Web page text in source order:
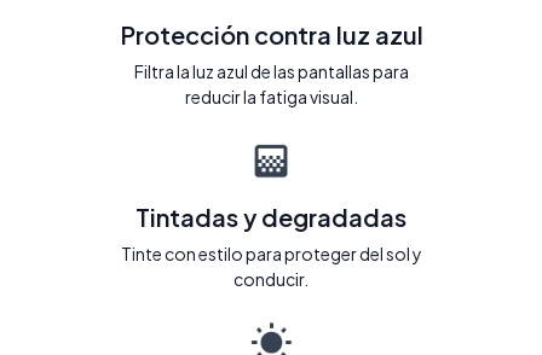
Protección contra luz azul
Filtra la luz azul de las pantallas para
reducir la fatiga visual.
Tintadas y degradadas
Tinte con estilo para proteger del sol y
conducir.